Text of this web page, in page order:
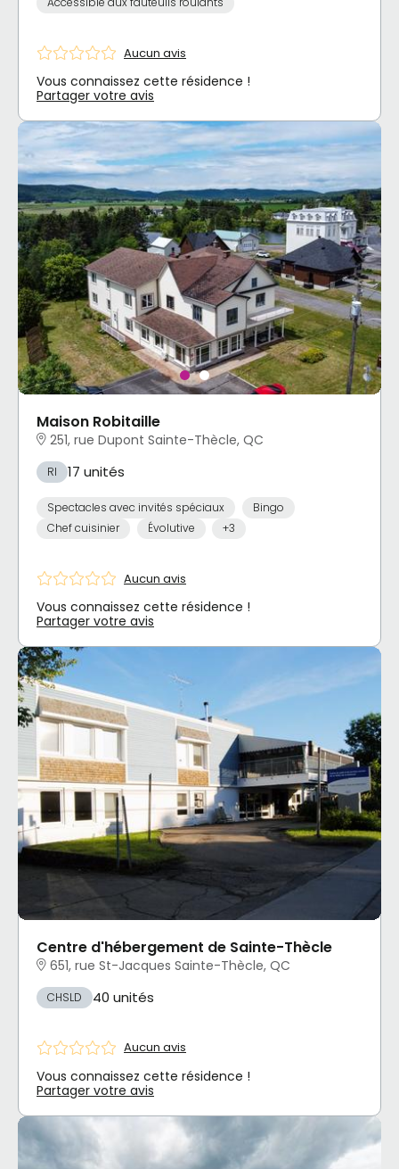
Aucun avis
Vous connaissez cette résidence !
Partager votre avis
Maison Robitaille
251, rue Dupont Sainte-Thècle, QC
RI 17 unités
Spectacles avec invités spéciaux
Bingo
Chef cuisinier
Évolutive +3
Aucun avis
Vous connaissez cette résidence !
Partager votre avis
Centre d'hébergement de Sainte-Thècle
651, rue St-Jacques Sainte-Thècle, QC
CHSLD 40 unités
Aucun avis
Vous connaissez cette résidence !
Partager votre avis